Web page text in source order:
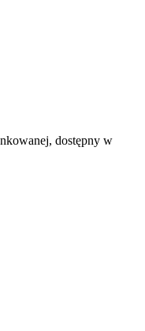
dostępny w